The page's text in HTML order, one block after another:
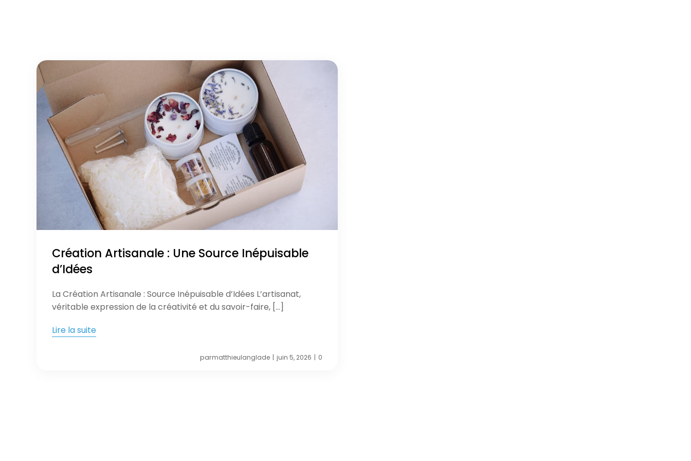
Création Artisanale : Une Source Inépuisable
d’Idées
La Création Artisanale : Source Inépuisable d’Idées L’artisanat,
véritable expression de la créativité et du savoir-faire, […]
Lire la suite
parmatthieulanglade | juin 5, 2026 | 0